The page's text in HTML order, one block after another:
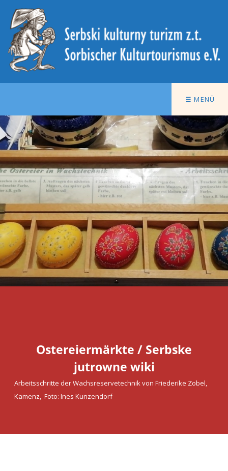
☰ MENÜ
Ostereiermärkte / Serbske
jutrowne wiki
Arbeitsschritte der Wachsreservetechnik von Friederike Zobel,
Kamenz, Foto: Ines Kunzendorf